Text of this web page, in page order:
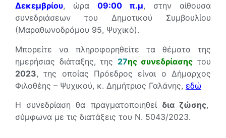
Δεκεμβρίου, ώρα 09:00 π.μ, στην αίθουσα
συνεδριάσεων του Δημοτικού Συμβουλίου
(Μαραθωνοδρόμου 95, Ψυχικό).
Μπορείτε να πληροφορηθείτε τα θέματα της
ημερήσιας διάταξης, της 27ης συνεδρίασης του
2023, της οποίας Πρόεδρος είναι ο Δήμαρχος
Φιλοθέης – Ψυχικού, κ. Δημήτριος Γαλάνης, εδώ
Η συνεδρίαση θα πραγματοποιηθεί δια ζώσης,
σύμφωνα με τις διατάξεις του Ν. 5043/2023.